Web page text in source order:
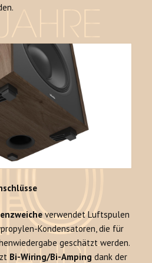
verwendet Luftspulen
Kondensatoren, die für
geschätzt werden.
Bi-Wiring/Bi-Amping dank der